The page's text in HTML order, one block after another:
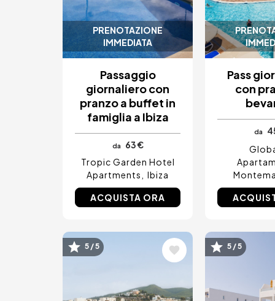
PRENOTAZIONE
IMMEDIATA
Passaggio
giornaliero con
pranzo a buffet in
famiglia a Ibiza
da
63 €
Tropic Garden Hotel
Apartments
Ibiza
ACQUISTA ORA
Pass
con
da
Immagine
5 / 5 Immagine
5 / 5